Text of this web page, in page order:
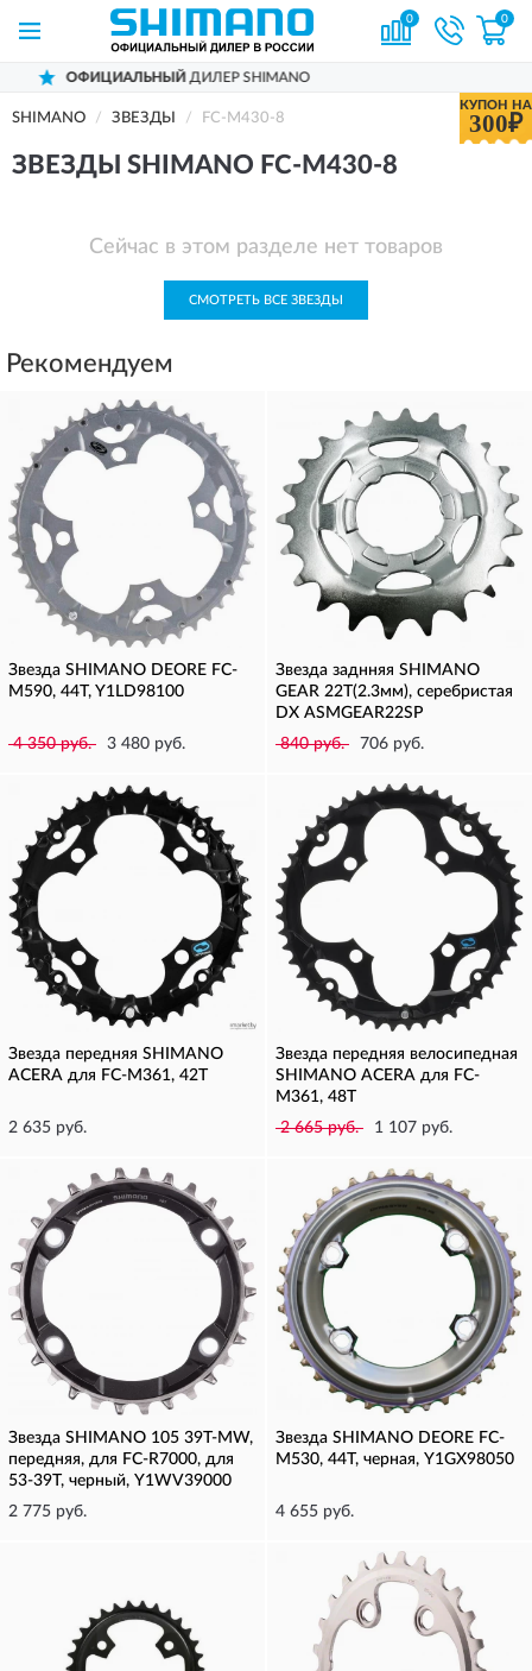
0 0
ДИЛЕР SHIMANO
КУПОН НА
300₽
SHIMANO ЗВЕЗДЫ FC-M430-8
ЗВЕЗДЫ SHIMANO FC-M430-8
Сейчас в этом разделе нет товаров
СМОТРЕТЬ ВСЕ ЗВЕЗДЫ
Рекомендуем
Звезда SHIMANO DEORE FC-
M590, 44T, Y1LD98100
4 350 руб. 3 480 руб.
Звезда заднняя SHIMANO
GEAR 22T(2.3мм), серебристая
DX ASMGEAR22SP
840 руб.
706 руб.
Звезда передняя SHIMANO
ACERA для FC-M361, 42T
2 635 руб.
Звезда передняя велосипедная
SHIMANO ACERA для FC-
M361, 48T
2 665 руб.
1 107 руб.
Звезда SHIMANO 105 39T-MW,
передняя, для FC-R7000, для
53-39T, черный, Y1WV39000
2 775 руб.
Звезда SHIMANO DEORE FC-
M530, 44T, черная, Y1GX98050
4 655 руб.